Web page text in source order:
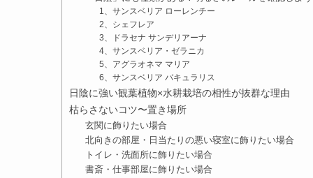
1、サンスベリア ローレンチー
2、シェフレア
3、ドラセナ サンデリアーナ
4、サンスベリア・ゼラニカ
5、アグラオネマ マリア
6、サンスベリア バキュラリス
日陰に強い観葉植物×水耕栽培の相性が抜群な理由
枯らさないコツ〜置き場所
玄関に飾りたい場合
北向きの部屋・日当たりの悪い寝室に飾りたい場合
トイレ・洗面所に飾りたい場合
書斎・仕事部屋に飾りたい場合